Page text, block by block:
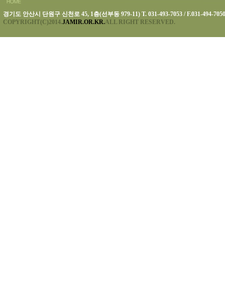
경기도 안산시 단원구 신천로 45, 1층(선부동 979-11) T. 031-493-7053 / F.031-494-7050
COPYRIGHT(C)2014.JAMIR.OR.KR.ALL RIGHT RESERVED.